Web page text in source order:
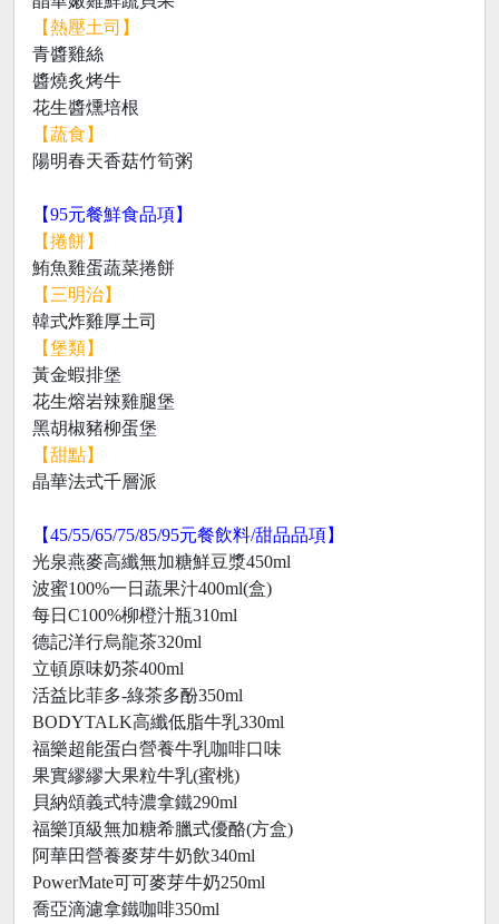
【熱壓土司】
青醬雞絲
醬燒炙烤牛
花生醬燻培根
【蔬食】
陽明春天香菇竹筍粥
【95元餐鮮食品項】
【捲餅】
鮪魚雞蛋蔬菜捲餅
【三明治】
韓式炸雞厚土司
【堡類】
黃金蝦排堡
花生熔岩辣雞腿堡
黑胡椒豬柳蛋堡
【甜點】
晶華法式千層派
【45/55/65/75/85/95元餐飲料/甜品品項】
光泉燕麥高纖無加糖鮮豆漿450ml
波蜜100%一日蔬果汁400ml(盒)
每日C100%柳橙汁瓶310ml
德記洋行烏龍茶320ml
立頓原味奶茶400ml
活益比菲多-綠茶多酚350ml
BODYTALK高纖低脂牛乳330ml
福樂超能蛋白營養牛乳咖啡口味
果實繆繆大果粒牛乳(蜜桃)
貝納頌義式特濃拿鐵290ml
福樂頂級無加糖希臘式優酪(方盒)
阿華田營養麥芽牛奶飲340ml
PowerMate可可麥芽牛奶250ml
喬亞滴濾拿鐵咖啡350ml